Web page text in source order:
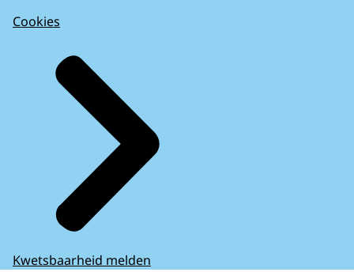
Cookies
Kwetsbaarheid melden